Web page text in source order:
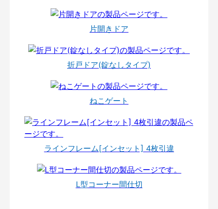
片開きドア
折戸ドア(錠なしタイプ)
ねこゲート
ラインフレーム[インセット] 4枚引違
L型コーナー間仕切